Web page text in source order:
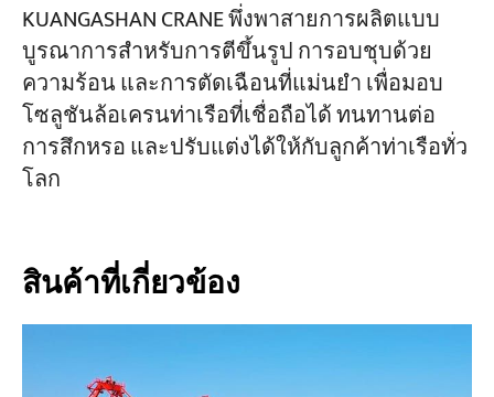
KUANGASHAN CRANE พึ่งพาสายการผลิตแบบ
บูรณาการสำหรับการตีขึ้นรูป การอบชุบด้วย
ความร้อน และการตัดเฉือนที่แม่นยำ เพื่อมอบ
โซลูชันล้อเครนท่าเรือที่เชื่อถือได้ ทนทานต่อ
การสึกหรอ และปรับแต่งได้ให้กับลูกค้าท่าเรือทั่ว
โลก
สินค้าที่เกี่ยวข้อง